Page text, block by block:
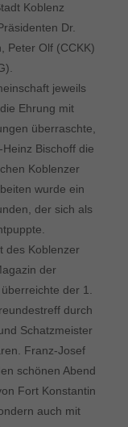
Koblenz
Dr.
Peter Olf (CCKK)
jeweils
Ehrung mit
überraschte,
Bischoff die
Koblenzer
wurde ein
der sich als
des Koblenzer
der
der 1.
durch
Schatzmeister
Franz-Josef
schönen Abend
Fort Konstantin
auch mit